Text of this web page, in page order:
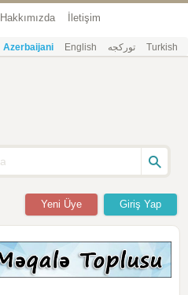
Hakkımızda İletişim
Azerbaijani English تورکجه Turkish
Giriş Yap
Yeni Üye